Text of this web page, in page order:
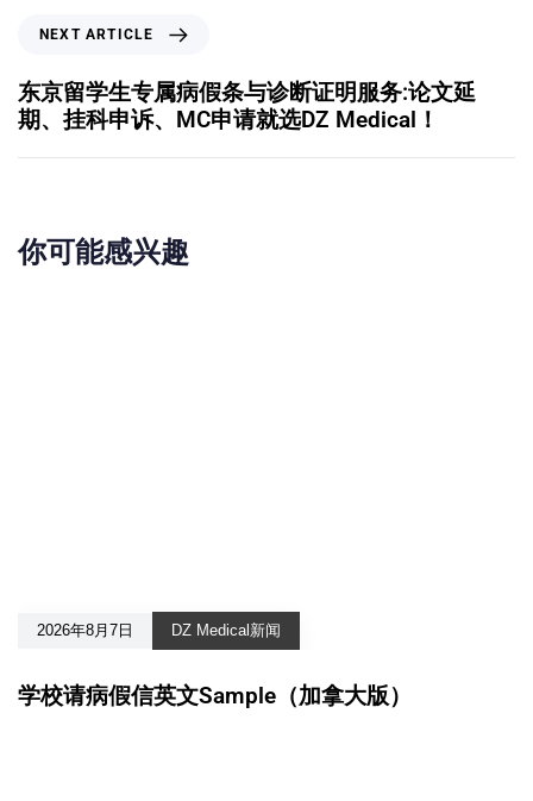
NEXT ARTICLE
东京留学生专属病假条与诊断证明服务:论文延
期、挂科申诉、MC申请就选DZ Medical！
你可能感兴趣
2026年8月7日 DZ Medical新闻
学校请病假信英文Sample（加拿大版）